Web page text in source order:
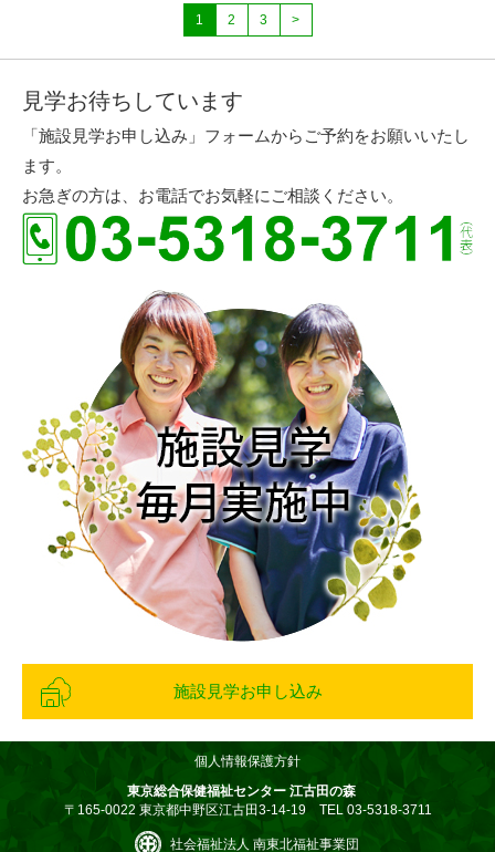
1 2 3 >
見学お待ちしています
「施設見学お申し込み」フォームからご予約をお願いいたし
ます。
お急ぎの方は、お電話でお気軽にご相談ください。
施設見学お申し込み
個人情報保護方針
東京総合保健福祉センター 江古田の森
〒165-0022 東京都中野区江古田3-14-19 TEL 03-5318-3711
社会福祉法人 南東北福祉事業団